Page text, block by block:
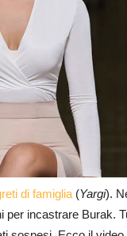
di famiglia (Yargi).
per incastrare Burak.